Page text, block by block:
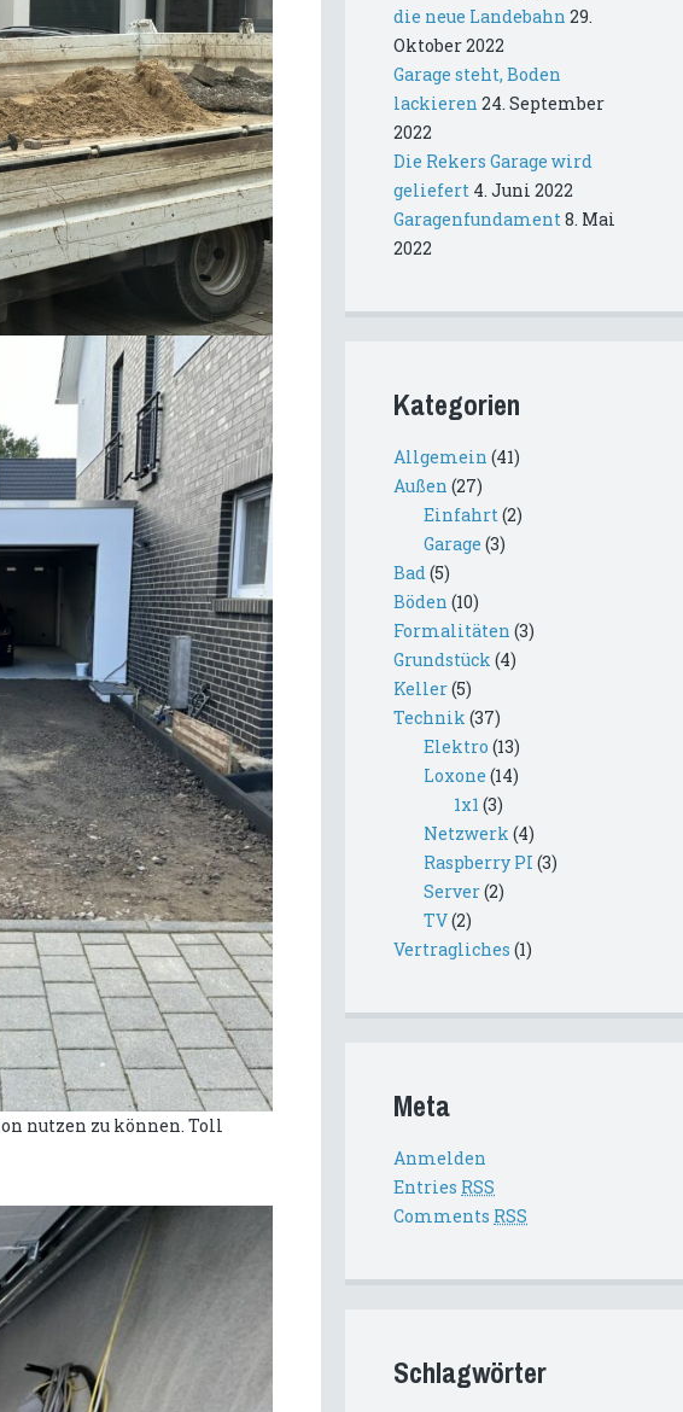
nutzen zu können. Toll
die neue Landebahn 29.
Oktober 2022
Garage steht, Boden
lackieren 24. September
2022
Die Rekers Garage wird
geliefert 4. Juni 2022
Garagenfundament8. Mai
2022
Kategorien
Allgemein (41)
Außen (27)
Einfahrt(2)
Garage (3)
Bad(5)
Böden (10)
Formalitäten (3)
Grundstück (4)
Keller(5)
Technik (37)
Elektro (13)
Loxone (14)
1x1 (3)
Netzwerk (4)
Raspberry PI (3)
Server(2)
TV(2)
Vertragliches (1)
Meta
Anmelden
Entries RSS
Comments RSS
Schlagwörter